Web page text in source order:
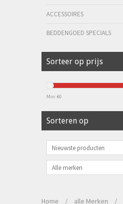
ACCESSOIRES
BEDDENGOED SPECIALS
Sorteer op prijs
Min: €0
Sorteren op
Home / alle Merken /